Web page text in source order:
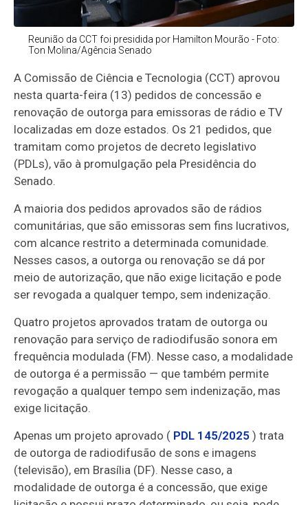
Reunião da CCT foi presidida por Hamilton Mourão - Foto:
Ton Molina/Agência Senado
A Comissão de Ciência e Tecnologia (CCT) aprovou
nesta quarta-feira (13) pedidos de concessão e
renovação de outorga para emissoras de rádio e TV
localizadas em doze estados. Os 21 pedidos, que
tramitam como projetos de decreto legislativo
(PDLs), vão à promulgação pela Presidência do
Senado.
A maioria dos pedidos aprovados são de rádios
comunitárias, que são emissoras sem fins lucrativos,
com alcance restrito a determinada comunidade.
Nesses casos, a outorga ou renovação se dá por
meio de autorização, que não exige licitação e pode
ser revogada a qualquer tempo, sem indenização.
Quatro projetos aprovados tratam de outorga ou
renovação para serviço de radiodifusão sonora em
frequência modulada (FM). Nesse caso, a modalidade
de outorga é a permissão — que também permite
revogação a qualquer tempo sem indenização, mas
exige licitação.
Apenas um projeto aprovado ( PDL 145/2025 ) trata
de outorga de radiodifusão de sons e imagens
(televisão), em Brasília (DF). Nesse caso, a
modalidade de outorga é a concessão, que exige